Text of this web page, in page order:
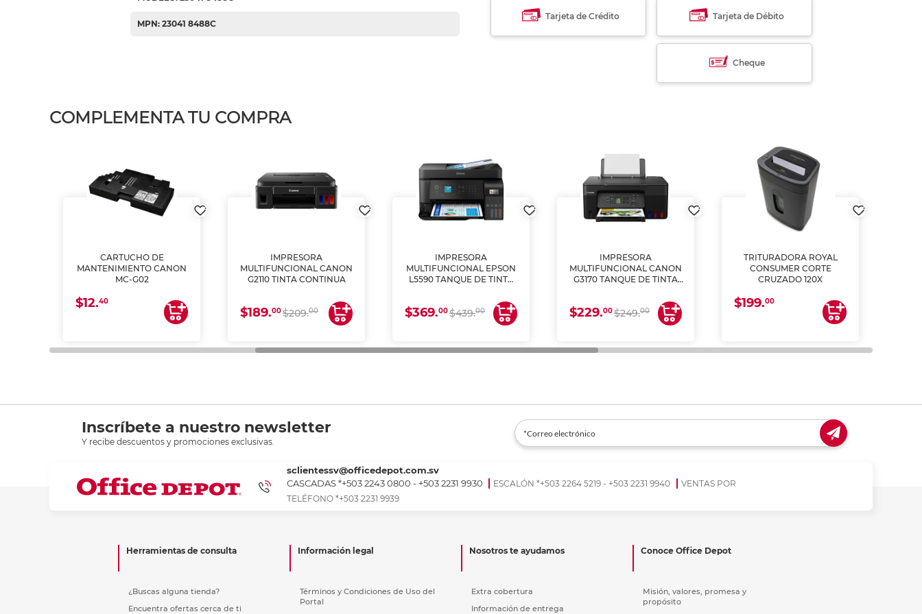
MPN: 23041 8488C
Tarjeta de Crédito Tarjeta de Débito
Cheque
COMPLEMENTA TU COMPRA
CARTUCHO DE
MANTENIMIENTO CANON
MC-G02
$12.40
IMPRESORA
MULTIFUNCIONAL CANON
G2110 TINTA CONTINUA
$189.00$209.00
IMPRESORA
MULTIFUNCIONAL EPSON
L5590 TANQUE DE TINTA
$369.00$439.00
IMPRESORA
MULTIFUNCIONAL CANON
G3170 TANQUE DE TINTA
$229.00$249.00
TRITURADORA ROYAL
CONSUMER CORTE
CRUZADO 120X
$199.00
Inscríbete a nuestro newsletter
Y recibe descuentos y promociones exclusivas.
sclientessv@officedepot.com.sv
CASCADAS *+503 2243 0800 - +503 2231 9930
ESCALÓN *+503 2264 5219 - +503 2231 9940
VENTAS POR
TELÉFONO *+503 2231 9939
Herramientas de consulta
¿Buscas alguna tienda?
Encuentra ofertas cerca de ti
Información legal
Términos y Condiciones de Uso del
Portal
Nosotros te ayudamos
Extra cobertura
Información de entrega
Conoce Office Depot
Misión, valores, promesa y
propósito